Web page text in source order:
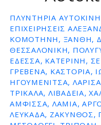
ΠΛΥΝΤΉΡΙΑ
ΕΠΙΧΕΙΡΉΣΕΙΣ
ΚΟΜΟΤΗΝΗ, ΞΑΝΘΗ,
ΘΕΣΣΑΛΟΝΙΚΗ,
ΕΔΕΣΣΑ, ΚΑΤΕΡΙΝΗ,
ΓΡΕΒΕΝΑ, ΚΑΣΤΟΡΙΑ,
ΗΓΟΥΜΕΝΙΤΣΑ,
ΤΡΙΚΑΛΑ, ΛΙΒΑΔΕΙΑ,
ΑΜΦΙΣΣΑ, ΛΑΜΙΑ,
ΛΕΥΚΑΔΑ, ΖΑΚΥΝΘΟΣ,